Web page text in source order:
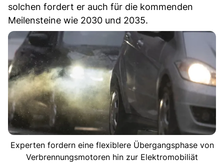
solchen fordert er auch für die kommenden
Meilensteine wie 2030 und 2035.
Experten fordern eine flexiblere Übergangsphase von
Verbrennungsmotoren hin zur Elektromobiliät